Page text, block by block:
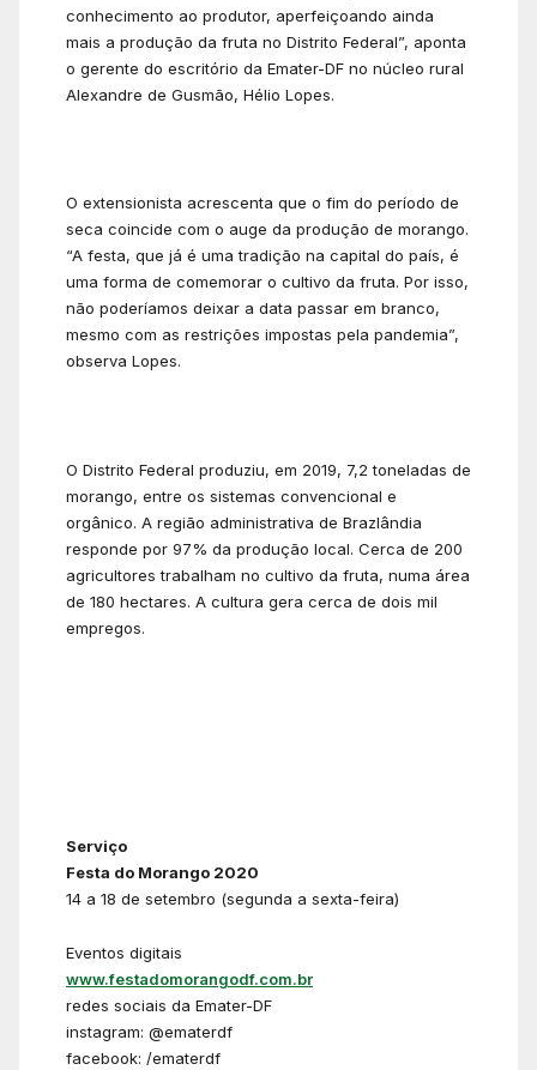
conhecimento ao produtor, aperfeiçoando ainda
mais a produção da fruta no Distrito Federal”, aponta
o gerente do escritório da Emater-DF no núcleo rural
Alexandre de Gusmão, Hélio Lopes.
O extensionista acrescenta que o fim do período de
seca coincide com o auge da produção de morango.
“A festa, que já é uma tradição na capital do país, é
uma forma de comemorar o cultivo da fruta. Por isso,
não poderíamos deixar a data passar em branco,
mesmo com as restrições impostas pela pandemia”,
observa Lopes.
O Distrito Federal produziu, em 2019, 7,2 toneladas de
morango, entre os sistemas convencional e
orgânico. A região administrativa de Brazlândia
responde por 97% da produção local. Cerca de 200
agricultores trabalham no cultivo da fruta, numa área
de 180 hectares. A cultura gera cerca de dois mil
empregos.
Serviço
Festa do Morango 2020
14 a 18 de setembro (segunda a sexta-feira)
Eventos digitais
www.festadomorangodf.com.br
redes sociais da Emater-DF
instagram: @ematerdf
facebook: /ematerdf